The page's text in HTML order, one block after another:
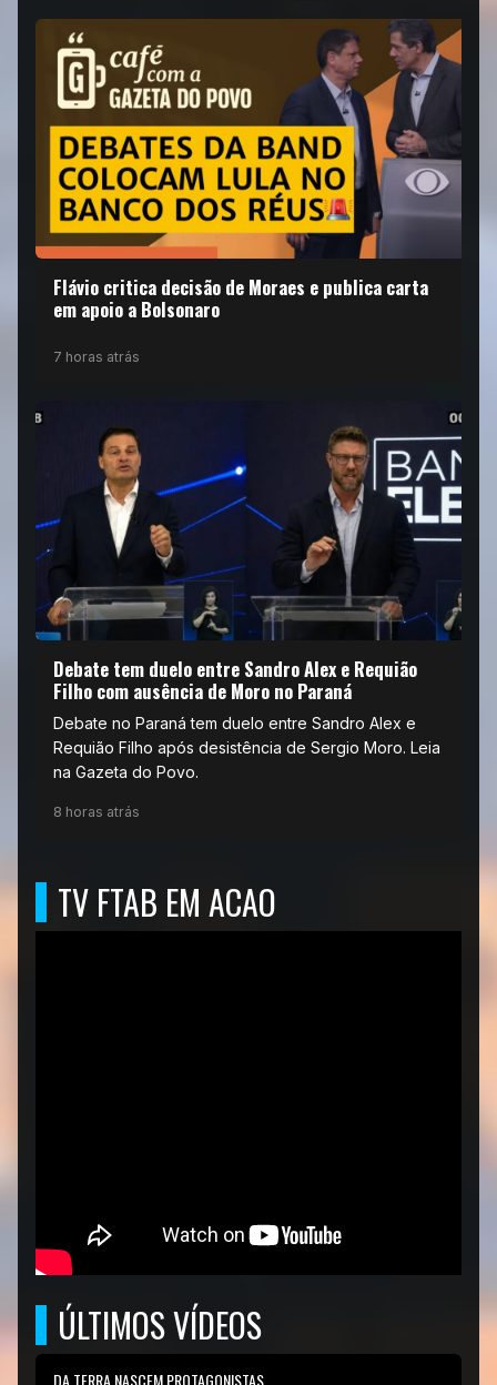
Flávio critica decisão de Moraes e publica carta
em apoio a Bolsonaro
7 horas atrás
Debate tem duelo entre Sandro Alex e Requião
Filho com ausência de Moro no Paraná
Debate no Paraná tem duelo entre Sandro Alex e
Requião Filho após desistência de Sergio Moro. Leia
na Gazeta do Povo.
8 horas atrás
TV FTAB EM ACAO
ÚLTIMOS VÍDEOS